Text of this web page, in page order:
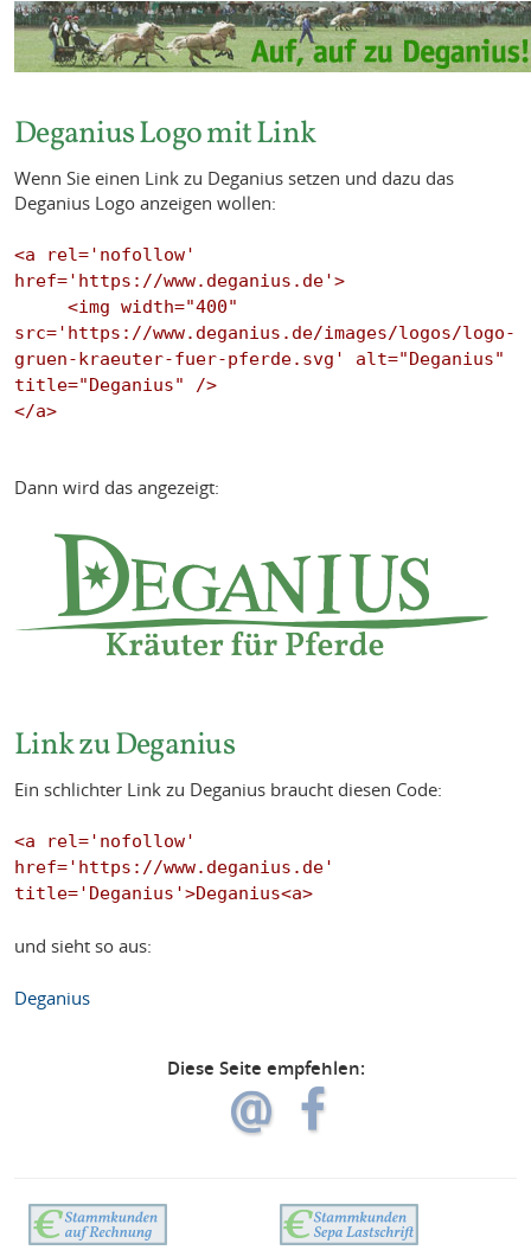
Deganius Logo mit Link
Wenn Sie einen Link zu Deganius setzen und dazu das
Deganius Logo anzeigen wollen:
<a rel='nofollow'
href='https://www.deganius.de'>
     <img width="400"
src='https://www.deganius.de/images/logos/logo-
gruen-kraeuter-fuer-pferde.svg' alt="Deganius"
title="Deganius" />
Dann wird das angezeigt:
Link zu Deganius
Ein schlichter Link zu Deganius braucht diesen Code:
<a rel='nofollow'
href='https://www.deganius.de'
und sieht so aus:
Deganius
Diese Seite empfehlen: